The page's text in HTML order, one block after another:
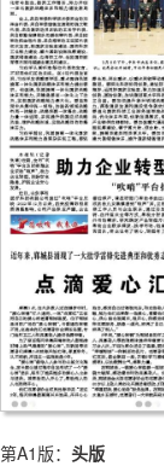
第A1版： 头版